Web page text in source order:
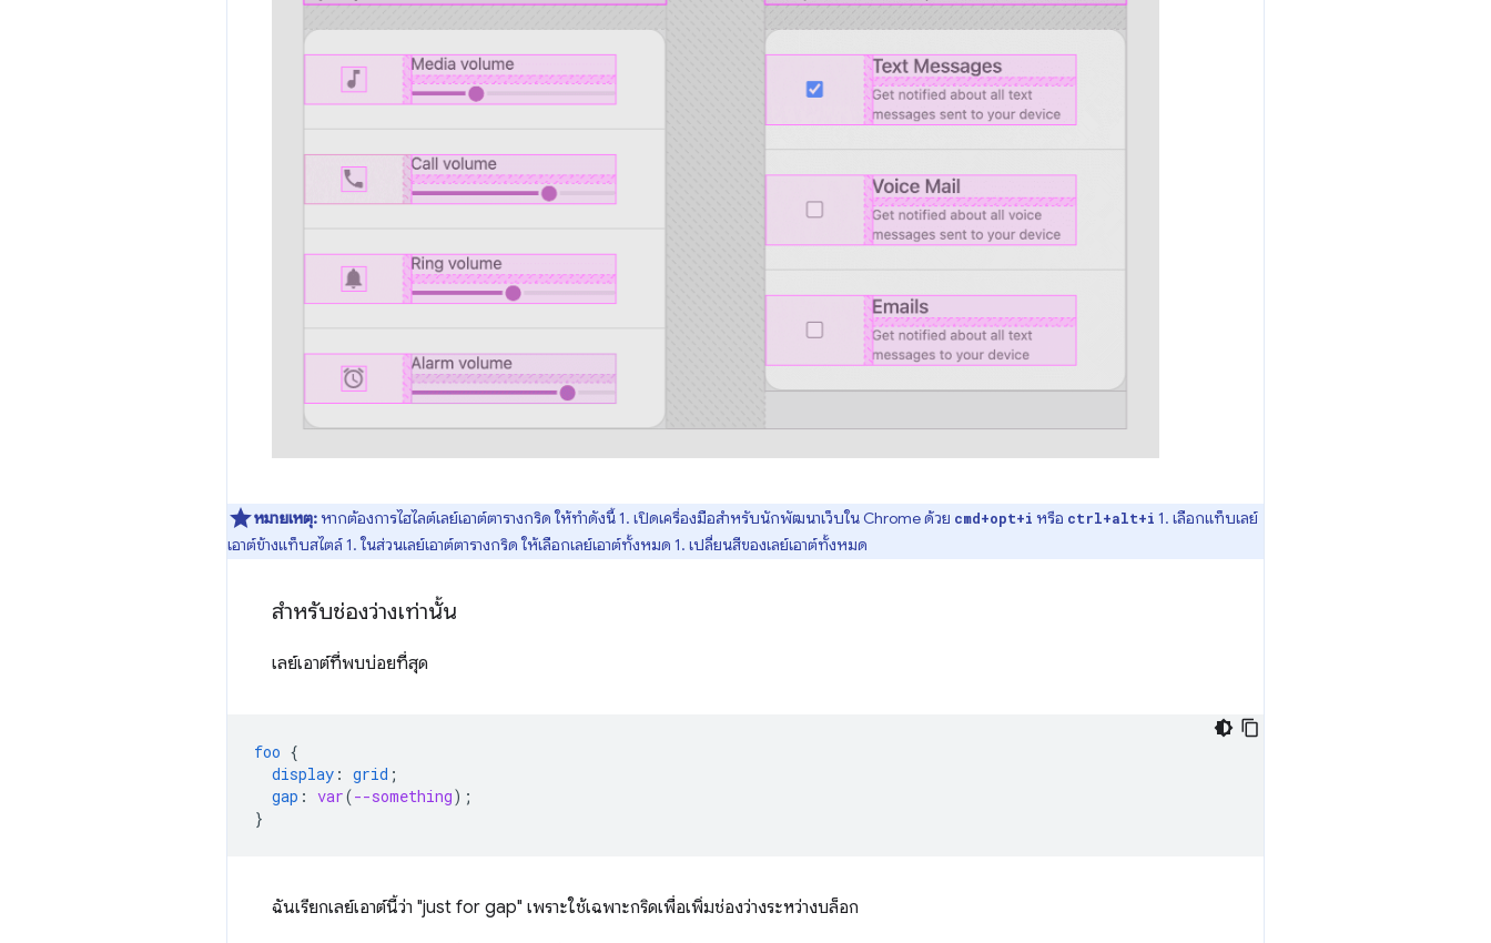
หมายเหตุ: หากต้องการไฮไลต์เลย์เอาต์ตารางกริด ให้ทำดังนี้ 1. เปิดเครื่องมือสำหรับนักพัฒนาเว็บใน Chrome ด้วย cmd+opt+i หรือ ctrl+alt+i 1. เลือกแท็บเลย์
เอาต์ข้างแท็บสไตล์ 1. ในส่วนเลย์เอาต์ตารางกริด ให้เลือกเลย์เอาต์ทั้งหมด 1. เปลี่ยนสีของเลย์เอาต์ทั้งหมด
สำหรับช่องว่างเท่านั้น
เลย์เอาต์ที่พบบ่อยที่สุด
foo {
display : grid ;
gap : var(--something);
}
ฉันเรียกเลย์เอาต์นี้ว่า "just for gap" เพราะใช้เฉพาะกริดเพื่อเพิ่มช่องว่างระหว่างบล็อก